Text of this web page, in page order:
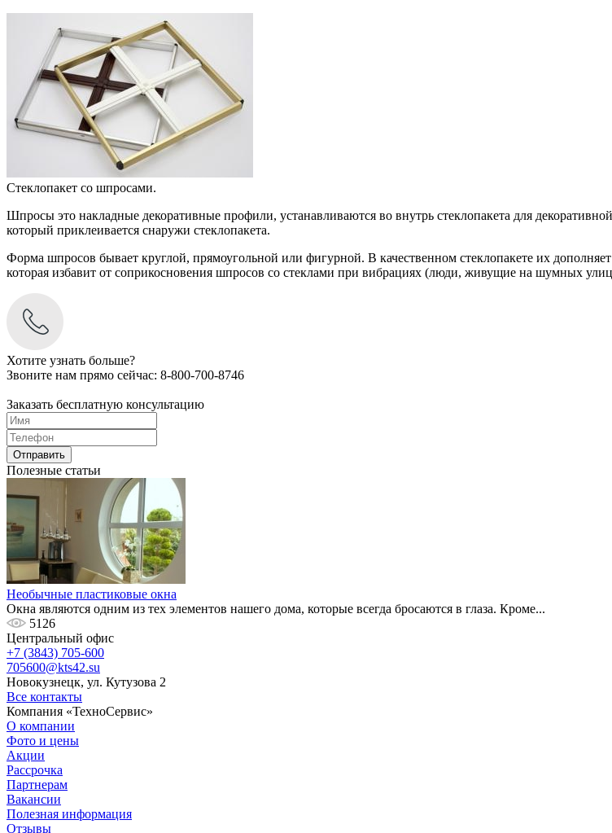
Стеклопакет со шпросами.
Шпросы это накладные декоративные профили, устанавливаются во внутрь стеклопакета для
который приклеивается снаружи стеклопакета.
Форма шпросов бывает круглой, прямоугольной или фигурной. В качественном стеклопакете их
которая избавит от соприкосновения шпросов со стеклами при вибрациях (люди, живущие на шумных
Хотите узнать больше?
Звоните нам прямо сейчас: 8-800-700-8746
Заказать бесплатную консультацию
Полезные статьи
Необычные пластиковые окна
Окна являются одним из тех элементов нашего дома, которые всегда бросаются в глаза. Кроме...
5126
Центральный офис
+7 (3843) 705-600
705600@kts42.su
Новокузнецк, ул. Кутузова 2
Все контакты
Компания «ТехноСервис»
О компании
Фото и цены
Акции
Рассрочка
Партнерам
Вакансии
Полезная информация
Отзывы